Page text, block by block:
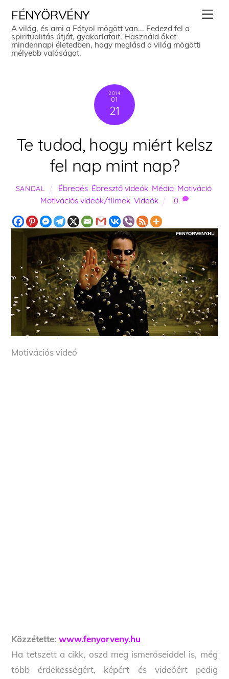
content
FÉNYÖRVÉNY
A világ, és ami a Fátyol mögött van... Fedezd fel a
spiritualitás útját, gyakorlatait. Használd őket
mindennapi életedben, hogy meglásd a világ mögötti
mélyebb valóságot.
2014
01
21
Te tudod, hogy miért kelsz
fel nap mint nap?
SANDAL Ébredés Ébresztő videók Média Motiváció
Motivációs videók/filmek, Videók 0
Motivációs videó
Közzétette:www.fenyorveny.hu
Ha tetszett a cikk, oszd meg ismerőseiddel is, még
több érdekességért, képért és videóért pedig